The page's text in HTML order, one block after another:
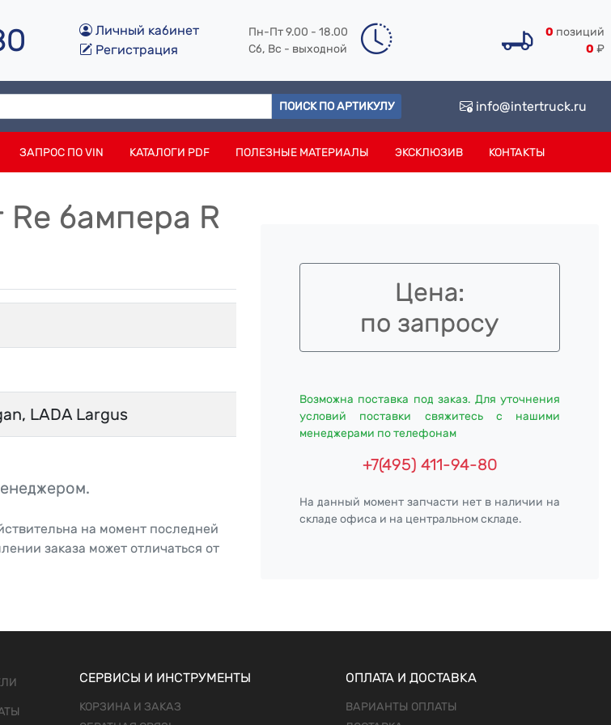
Личный кабинет
Регистрация
Пн-Пт 9.00 - 18.00
Сб, Вс - выходной
0 позиций
0 ₽
ПОИСК ПО АРТИКУЛУ info@intertruck.ru
ЗАПРОС ПО VIN КАТАЛОГИ PDF ПОЛЕЗНЫЕ МАТЕРИАЛЫ ЭКСКЛЮЗИВ КОНТАКТЫ
Re бампера R
LADA Largus
на момент последней
заказа может отличаться от
Цена:
по запросу
Возможна поставка под заказ. Для уточнения
условий поставки свяжитесь с нашими
менеджерами по телефонам
+7(495) 411-94-80
На данный момент запчасти нет в наличии на
складе офиса и на центральном складе.
СЕРВИСЫ И ИНСТРУМЕНТЫ
КОРЗИНА И ЗАКАЗ
ОПЛАТА И ДОСТАВКА
ВАРИАНТЫ ОПЛАТЫ